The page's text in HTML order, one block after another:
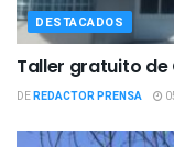
DESTACADOS
Taller gratuito de
DEREDACTOR PRENSA